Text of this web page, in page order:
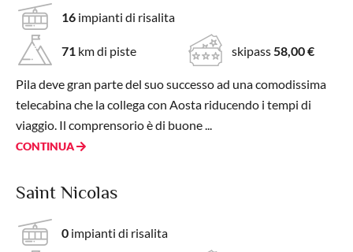
16 impianti di risalita
71 km di piste skipass58,00 €
Pila deve gran parte del suo successo ad una comodissima
telecabina che la collega con Aosta riducendo i tempi di
viaggio. Il comprensorio è di buone ...
CONTINUA
Saint Nicolas
0 impianti di risalita